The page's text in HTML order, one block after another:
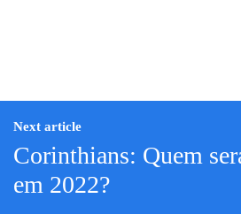
Next article
Corinthians: Quem
em 2022?